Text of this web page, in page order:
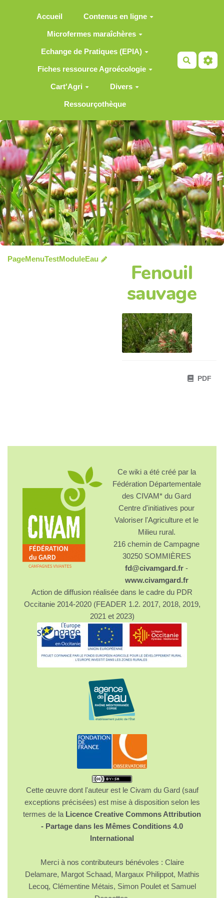
Accueil Contenus en ligne
Microfermes maraîchères
Echange de Pratiques (EPIA)
Fiches ressource Agroécologie
Cart'Agri Divers
Ressourçothèque
PageMenuTestModuleEau
Fenouil
sauvage
PDF
Ce wiki a été créé par la
Fédération Départementale
des CIVAM* du Gard
Centre d'initiatives pour
Valoriser l'Agriculture et le
Milieu rural.
216 chemin de Campagne
30250 SOMMIÈRES
fd@civamgard.fr -
www.civamgard.fr
Action de diffusion réalisée dans le cadre du PDR
Occitanie 2014-2020 (FEADER 1.2. 2017, 2018, 2019,
2021 et 2023)
Cette œuvre dont l'auteur est le Civam du Gard (sauf
exceptions précisées) est mise à disposition selon les
termes de la Licence Creative Commons Attribution
- Partage dans les Mêmes Conditions 4.0
International
Merci à nos contributeurs bénévoles : Claire
Delamare, Margot Schaad, Margaux Philippot, Mathis
Lecoq, Clémentine Métais, Simon Poulet et Samuel